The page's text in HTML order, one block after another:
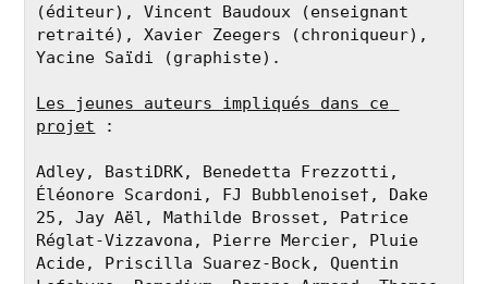
(éditeur), Vincent Baudoux (enseignant
retraité), Xavier Zeegers (chroniqueur),
Les jeunes auteurs impliqués dans ce
projet :
Adley, BastiDRK, Benedetta Frezzotti,
Éléonore Scardoni, FJ Bubblenoise†, Dake
25, Jay Aël, Mathilde Brosset, Patrice
Réglat-Vizzavona, Pierre Mercier, Pluie
Acide, Priscilla Suarez-Bock, Quentin